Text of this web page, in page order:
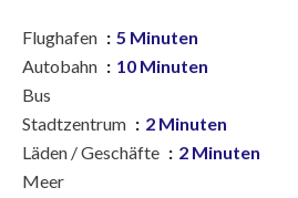
Flughafen
5 Minuten
Autobahn
10 Minuten
Bus
Stadtzentrum
2 Minuten
Läden / Geschäfte
2 Minuten
Meer